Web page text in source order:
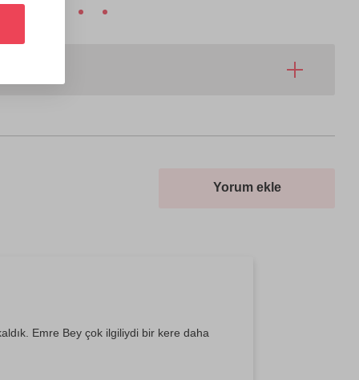
Yorum ekle
Emre Bey çok ilgiliydi bir kere daha